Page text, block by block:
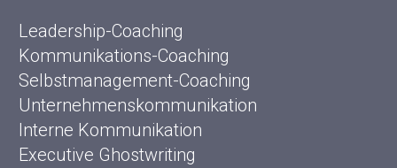
Leadership-Coaching
Kommunikations-Coaching
Selbstmanagement-Coaching
Unternehmenskommunikation
Interne Kommunikation
Executive Ghostwriting